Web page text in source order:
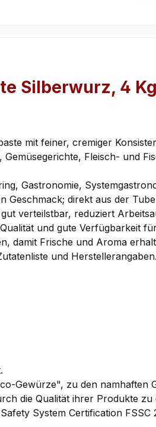
Silberwurz, 4
mit feiner, cremiger
Fleisch- und
Gastronomie,
direkt aus der
verteilstbar, reduziert
und gute Verfügbarkeit
damit Frische und Aroma
und Herstellerangaben.
Gewürze", zu den
die Qualität ihrer Produkte
System Certification FSSC